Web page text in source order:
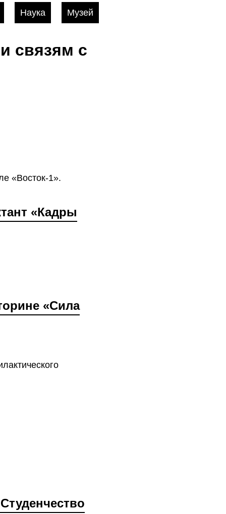
Наука Музей
связям с
«Восток-1».
«Кадры
«Сила